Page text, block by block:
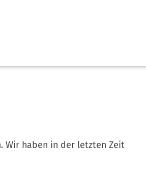
Wir haben in der letzten Zeit